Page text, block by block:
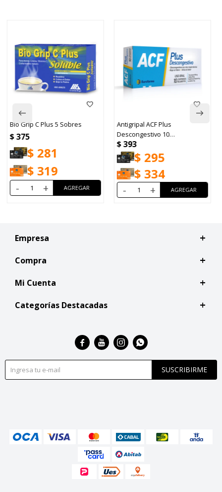
Antigripal ACF Plus
Descongestivo 10
$295
$334
Perifar Grip 16 Comprimidos
$488
$366
$415
Empresa
Compra
Mi Cuenta
Categorías Destacadas
SUSCRIBIRME
   